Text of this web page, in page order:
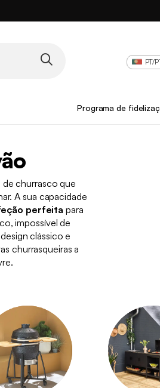
PT/
Programa de
de churrasco que
A sua capacidade
perfeita para
impossível de
clássico e
churrasqueiras a